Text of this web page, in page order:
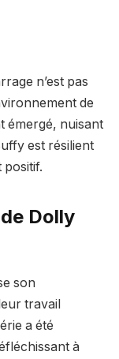
n’est pas
de
émergé, nuisant
est résilient
Dolly
son
travail
a été
à